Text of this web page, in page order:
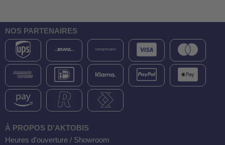
NOS PARTENAIRES
À PROPOS D'AKTOBIS
Heures d'ouverture / Showroom